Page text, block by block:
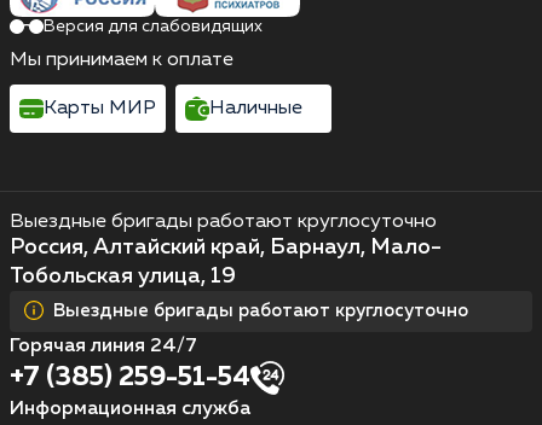
Выездные бригады работают круглосуточно
Россия, Алтайский край, Барнаул, Мало-
Тобольская улица, 19
Выездные бригады работают круглосуточно
Горячая линия 24/7
+7 (385) 259-51-54
Информационная служба
Версия для слабовидящих
Мы принимаем к оплате
Карты МИР Наличные